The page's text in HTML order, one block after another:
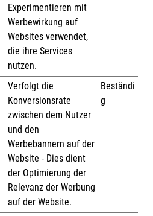
Experimentieren mit
Werbewirkung auf
Websites verwendet,
die ihre Services
nutzen.
Verfolgt die
Konversionsrate
zwischen dem Nutzer
und den
Werbebannern auf der
Website - Dies dient
der Optimierung der
Relevanz der Werbung
auf der Website.
Beständi
g